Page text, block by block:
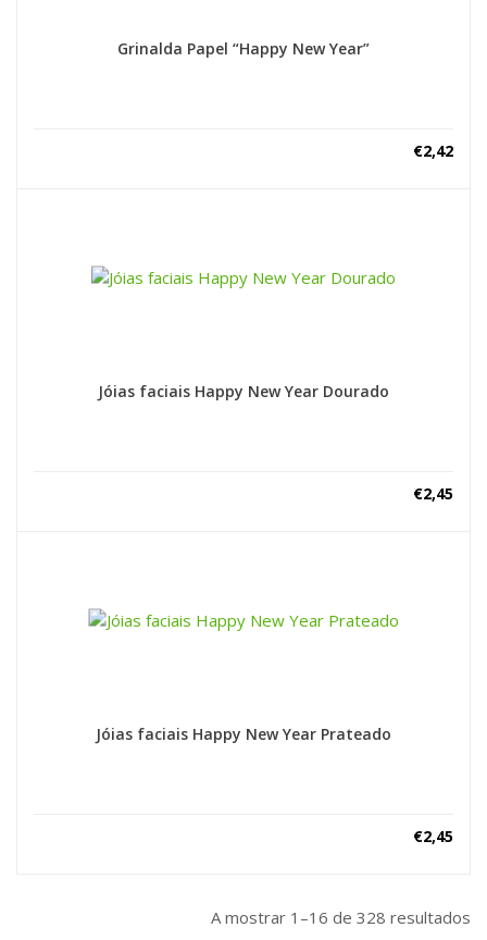
Grinalda Papel “Happy New Year”
€2,42
Jóias faciais Happy New Year Dourado
€2,45
Jóias faciais Happy New Year Prateado
€2,45
A mostrar 1–16 de 328 resultados